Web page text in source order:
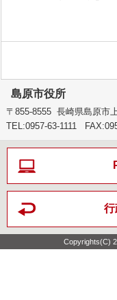
島原市役所
〒855-8555 長崎県島原市
TEL:0957-63-1111
行
Copyrights(C)